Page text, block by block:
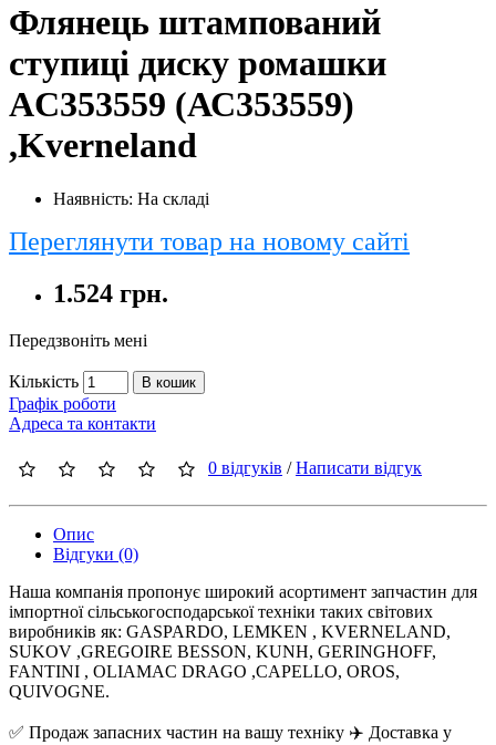
Флянець штампований
ступиці диску ромашки
AC353559 (АС353559)
,Kverneland
Наявність: На складі
Переглянути товар на новому сайті
1.524 грн.
Передзвоніть мені
Кількість В кошик
Графік роботи
Адреса та контакти
0 відгуків /Написати відгук
Опис
Відгуки (0)
Наша компанія пропонує широкий асортимент запчастин для
імпортної сільськогосподарської техніки таких світових
виробників як: GASPARDO, LEMKEN , KVERNELAND,
SUKOV ,GREGOIRE BESSON, KUNH, GERINGHOFF,
FANTINI , OLIAMAC DRAGO ,CAPELLO, OROS,
QUIVOGNE.
✅ Продаж запасних частин на вашу техніку ✈️ Доставка у